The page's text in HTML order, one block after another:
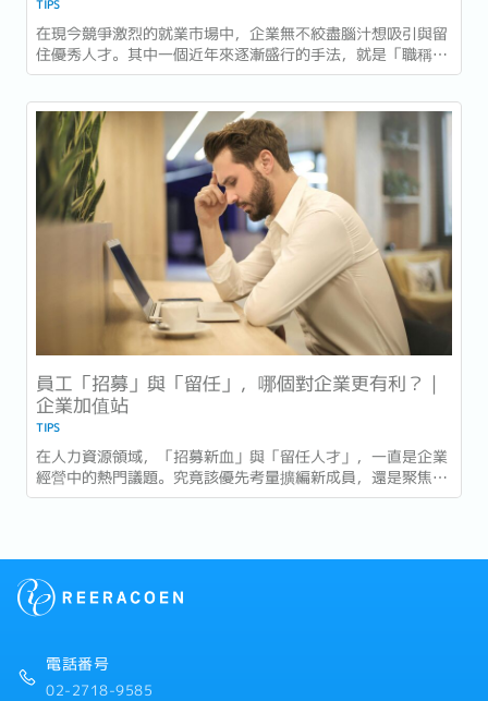
TIPS
在現今競爭激烈的就業市場中，企業無不絞盡腦汁想吸引與留
住優秀人才。其中一個近年來逐漸盛行的手法，就是「職稱膨
脹（Title Inflation）」。 什麼是「職稱膨脹」？企業求才
員工「招募」與「留任」，哪個對企業更有利？｜
企業加值站
TIPS
在人力資源領域，「招募新血」與「留任人才」，一直是企業
經營中的熱門議題。究竟該優先考量擴編新成員，還是聚焦穩
定現有團隊？兩者各有優劣，找到最適合自家企業的平衡點，
合企業現階段的發展方向。...
電話番号
02-2718-9585